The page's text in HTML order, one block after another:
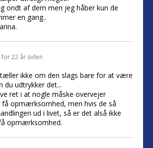
ondt af dem men jeg håber kun de
en gang..
for 22 år siden
ikke om den slags bare for at være
du udtrykker det...
ret i at nogle måske overvejer
opmærksomhed, men hvis de så
ud i livet, så er det alså ikke
opmærksomhed.